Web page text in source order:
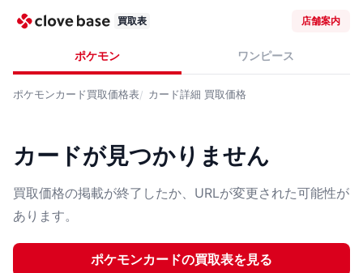
買取表 店舗案内
ポケモン ワンピース
ポケモンカード買取価格表 カード詳細 買取価格
カードが見つかりません
買取価格の掲載が終了したか、URLが変更された可能性が
あります。
ポケモンカードの買取表を見る